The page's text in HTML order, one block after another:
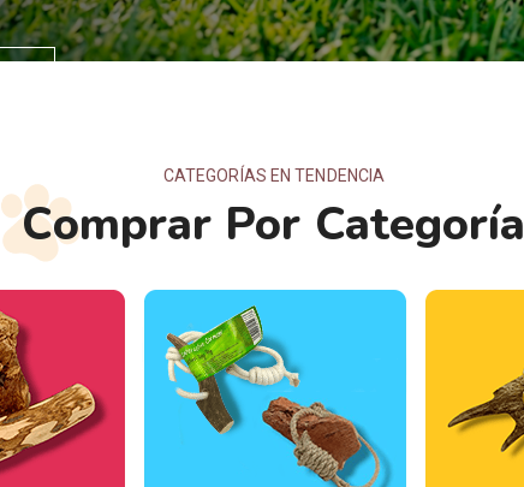
CATEGORÍAS EN TENDENCIA
Comprar Por Categoría